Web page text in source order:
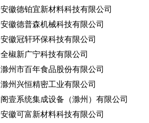
安徽德铂宜新材料科技有限公司
安徽德普森机械科技有限公司
安徽冠轩环保科技有限公司
全椒新广宁科技有限公司
滁州市百年食品股份有限公司
滁州兴恒精密工业有限公司
阁壹系统集成设备（滁州）有限公司
安徽可富新材料科技有限公司